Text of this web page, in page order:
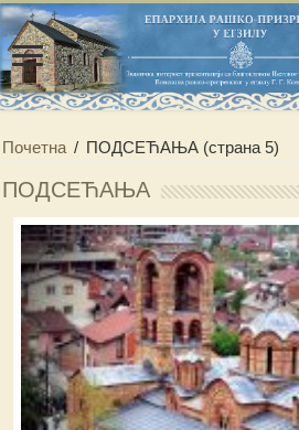
Почетна / ПОДСЕЋАЊА (страна 5)
ПОДСЕЋАЊА